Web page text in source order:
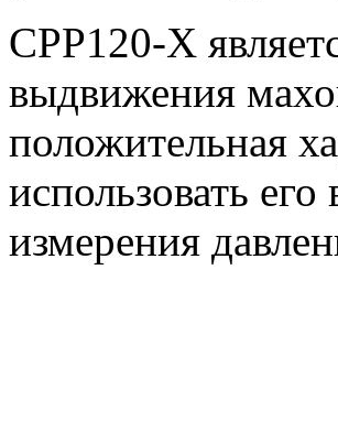
CPP120-X
выдвижения
положительная
использовать
измерения